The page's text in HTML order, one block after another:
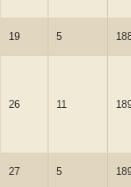
19 5
26 11
27 5